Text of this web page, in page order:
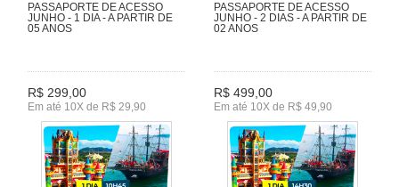
PASSAPORTE DE ACESSO
JUNHO - 1 DIA - A PARTIR DE
05 ANOS
R$ 299,00
Em até 10X de R$ 29,90
PASSAPORTE DE ACESSO
JUNHO - 2 DIAS - A PARTIR DE
02 ANOS
R$ 499,00
Em até 10X de R$ 49,90